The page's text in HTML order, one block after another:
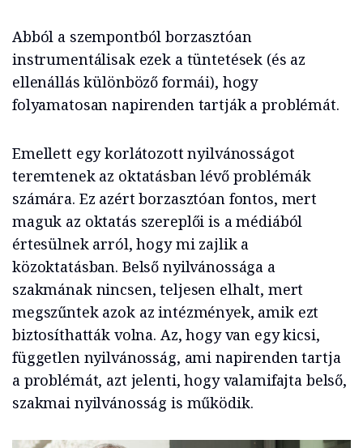
Abból a szempontból borzasztóan
instrumentálisak ezek a tüntetések (és az
ellenállás különböző formái), hogy
folyamatosan napirenden tartják a problémát.
Emellett egy korlátozott nyilvánosságot
teremtenek az oktatásban lévő problémák
számára. Ez azért borzasztóan fontos, mert
maguk az oktatás szereplői is a médiából
értesülnek arról, hogy mi zajlik a
közoktatásban. Belső nyilvánossága a
szakmának nincsen, teljesen elhalt, mert
megszűntek azok az intézmények, amik ezt
biztosíthatták volna. Az, hogy van egy kicsi,
független nyilvánosság, ami napirenden tartja
a problémát, azt jelenti, hogy valamifajta belső,
szakmai nyilvánosság is működik.